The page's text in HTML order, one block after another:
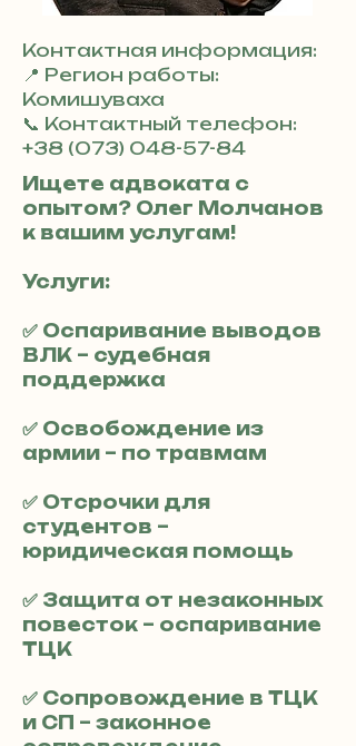
Контактная информация:
📍 Регион работы:
Комишуваха
📞 Контактный телефон:
+38 (073) 048-57-84
Ищете адвоката с
опытом? Олег Молчанов
к вашим услугам!
Услуги:
✅ Оспаривание выводов
ВЛК – судебная
поддержка
✅ Освобождение из
армии – по травмам
✅ Отсрочки для
студентов –
юридическая помощь
✅ Защита от незаконных
повесток – оспаривание
ТЦК
✅ Сопровождение в ТЦК
и СП – законное